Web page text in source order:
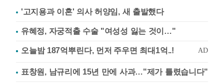
'고지용과 이혼' 의사 허양임, 새 출발했다
유혜정, 자궁적출 수술 "여성성 잃는 것이…"
표창원, 남규리에 15년 만에 사과…"제가 틀렸습니다"